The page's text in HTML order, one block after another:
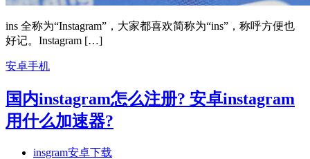
ins 全称为“Instagram”，大家都喜欢简称为“ins”，称呼方便也
好记。Instagram […]
安卓手机
国内instagram怎么注册? 安卓instagram
用什么加速器?
insgram安卓下载